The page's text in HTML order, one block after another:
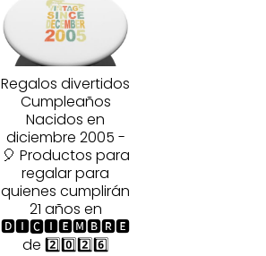
Regalos divertidos
Cumpleaños
Nacidos en
diciembre 2005 -
🎈 Productos para
regalar para
quienes cumplirán
21 años en
🅳🅸🅲🅸🅴🅼🅱🆁🅴
de 2️⃣0️⃣2️⃣6️⃣